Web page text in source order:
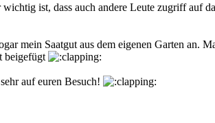
ist, dass auch andere Leute zugriff auf
mein Saatgut aus dem eigenen Garten an.
beigefügt
auf euren Besuch!